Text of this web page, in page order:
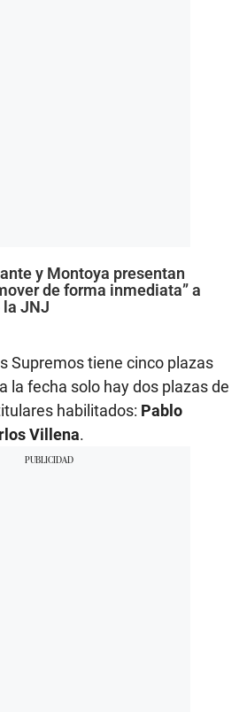
y Montoya presentan
de forma inmediata” a
la JNJ
Supremos tiene cinco plazas
la fecha solo hay dos plazas de
habilitados: Pablo
Villena.